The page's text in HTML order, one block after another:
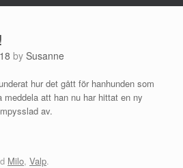
by Susanne
hur det gått för hanhunden som
meddela att han nu har hittat en ny
av.
Milo, Valp.